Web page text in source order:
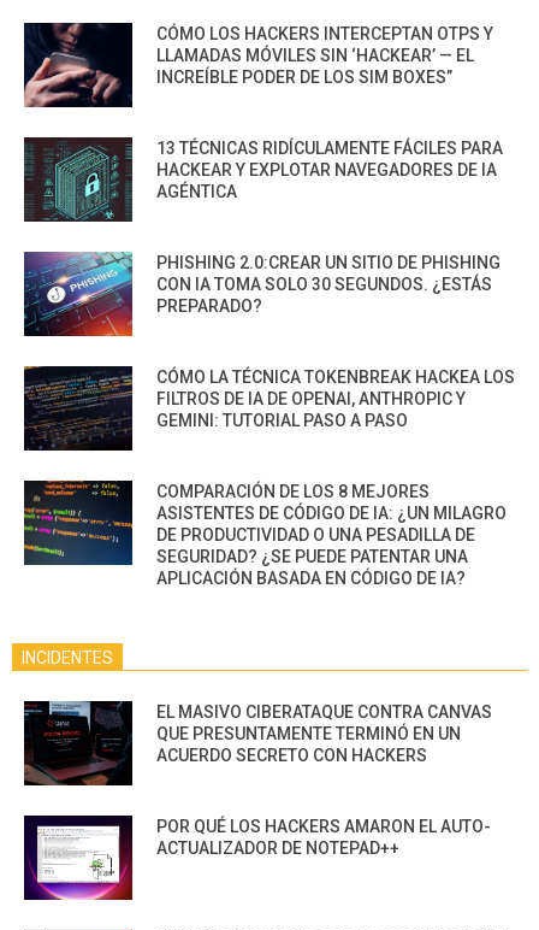
CÓMO LOS HACKERS INTERCEPTAN OTPS Y
LLAMADAS MÓVILES SIN ‘HACKEAR’ — EL
INCREÍBLE PODER DE LOS SIM BOXES”
13 TÉCNICAS RIDÍCULAMENTE FÁCILES PARA
HACKEAR Y EXPLOTAR NAVEGADORES DE IA
AGÉNTICA
PHISHING 2.0:CREAR UN SITIO DE PHISHING
CON IA TOMA SOLO 30 SEGUNDOS. ¿ESTÁS
PREPARADO?
CÓMO LA TÉCNICA TOKENBREAK HACKEA LOS
FILTROS DE IA DE OPENAI, ANTHROPIC Y
GEMINI: TUTORIAL PASO A PASO
COMPARACIÓN DE LOS 8 MEJORES
ASISTENTES DE CÓDIGO DE IA: ¿UN MILAGRO
DE PRODUCTIVIDAD O UNA PESADILLA DE
SEGURIDAD? ¿SE PUEDE PATENTAR UNA
APLICACIÓN BASADA EN CÓDIGO DE IA?
INCIDENTES
EL MASIVO CIBERATAQUE CONTRA CANVAS
QUE PRESUNTAMENTE TERMINÓ EN UN
ACUERDO SECRETO CON HACKERS
POR QUÉ LOS HACKERS AMARON EL AUTO-
ACTUALIZADOR DE NOTEPAD++